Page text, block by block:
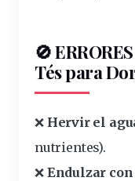
🚫
Tés para
❌ Hervir el
nutrientes).
❌ Endulzar